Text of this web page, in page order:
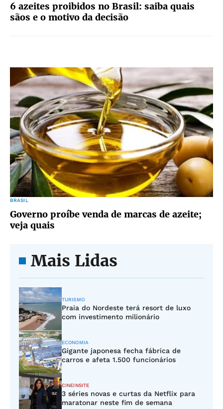
6 azeites proibidos no Brasil: saiba quais
sãos e o motivo da decisão
BRASIL
Governo proíbe venda de marcas de azeite;
veja quais
Mais Lidas
TURISMO
Praia do Nordeste terá resort de luxo
com investimento milionário
ECONOMIA
Gigante japonesa fecha fábrica de
carros e afeta 1.500 funcionários
CINEINSITE
3 séries novas e curtas da Netflix para
maratonar neste fim de semana